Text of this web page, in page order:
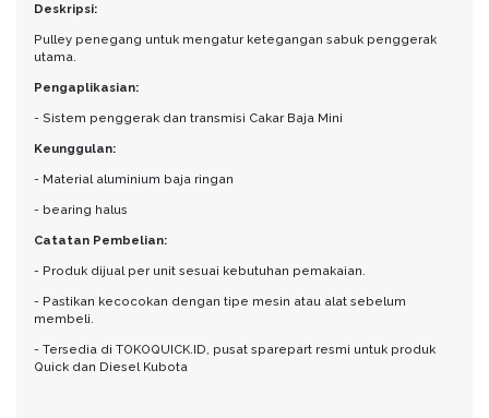
Deskripsi:
Pulley penegang untuk mengatur ketegangan sabuk penggerak
utama.
Pengaplikasian:
- Sistem penggerak dan transmisi Cakar Baja Mini
Keunggulan:
- Material aluminium baja ringan
- bearing halus
Catatan Pembelian:
- Produk dijual per unit sesuai kebutuhan pemakaian.
- Pastikan kecocokan dengan tipe mesin atau alat sebelum
membeli.
- Tersedia di TOKOQUICK.ID, pusat sparepart resmi untuk produk
Quick dan Diesel Kubota